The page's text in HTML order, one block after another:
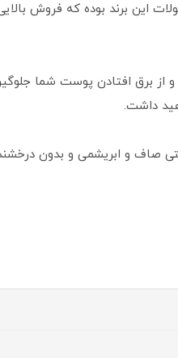
این برند بوده که فروش
برق افتادن پوست شما
داشت.
صاف و ابریشمی و بدون